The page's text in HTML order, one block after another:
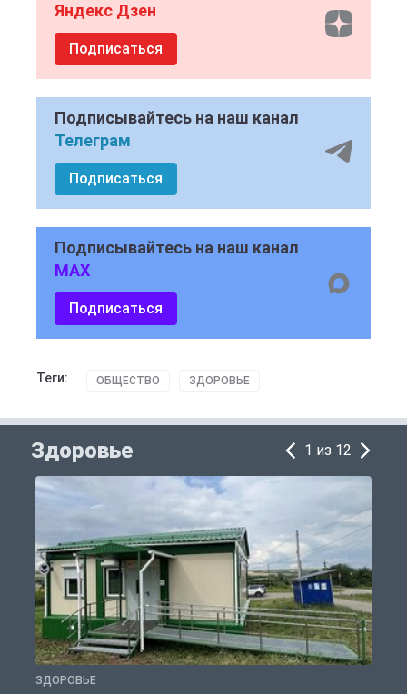
Яндекс Дзен
Подписаться
Подписывайтесь на наш канал
Телеграм
Подписаться
Подписывайтесь на наш канал
MAX
Подписаться
Теги: ОБЩЕСТВО ЗДОРОВЬЕ
Здоровье 1 из 12
ЗДОРОВЬЕ